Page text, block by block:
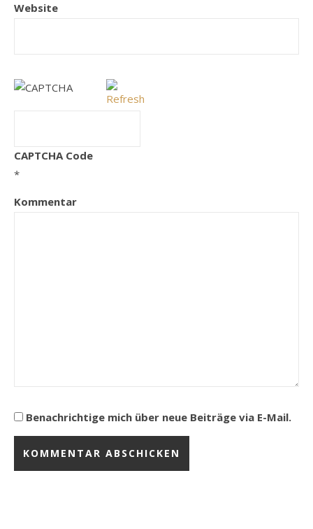
Website
CAPTCHA Code
*
Kommentar
Benachrichtige mich über neue Beiträge via E-Mail.